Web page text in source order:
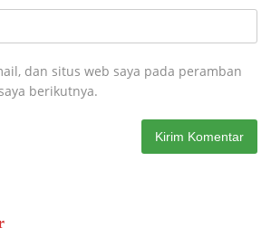
dan situs web saya pada peramban
berikutnya.